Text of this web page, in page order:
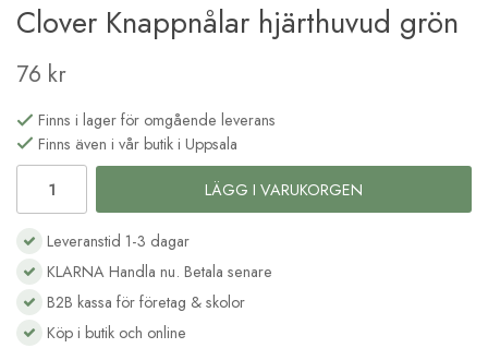
Clover Knappnålar hjärthuvud grön
76 kr
Finns i lager för omgående leverans
Finns även i vår butik i Uppsala
LÄGG I VARUKORGEN
Leveranstid 1-3 dagar
KLARNA Handla nu. Betala senare
B2B kassa för företag & skolor
Köp i butik och online